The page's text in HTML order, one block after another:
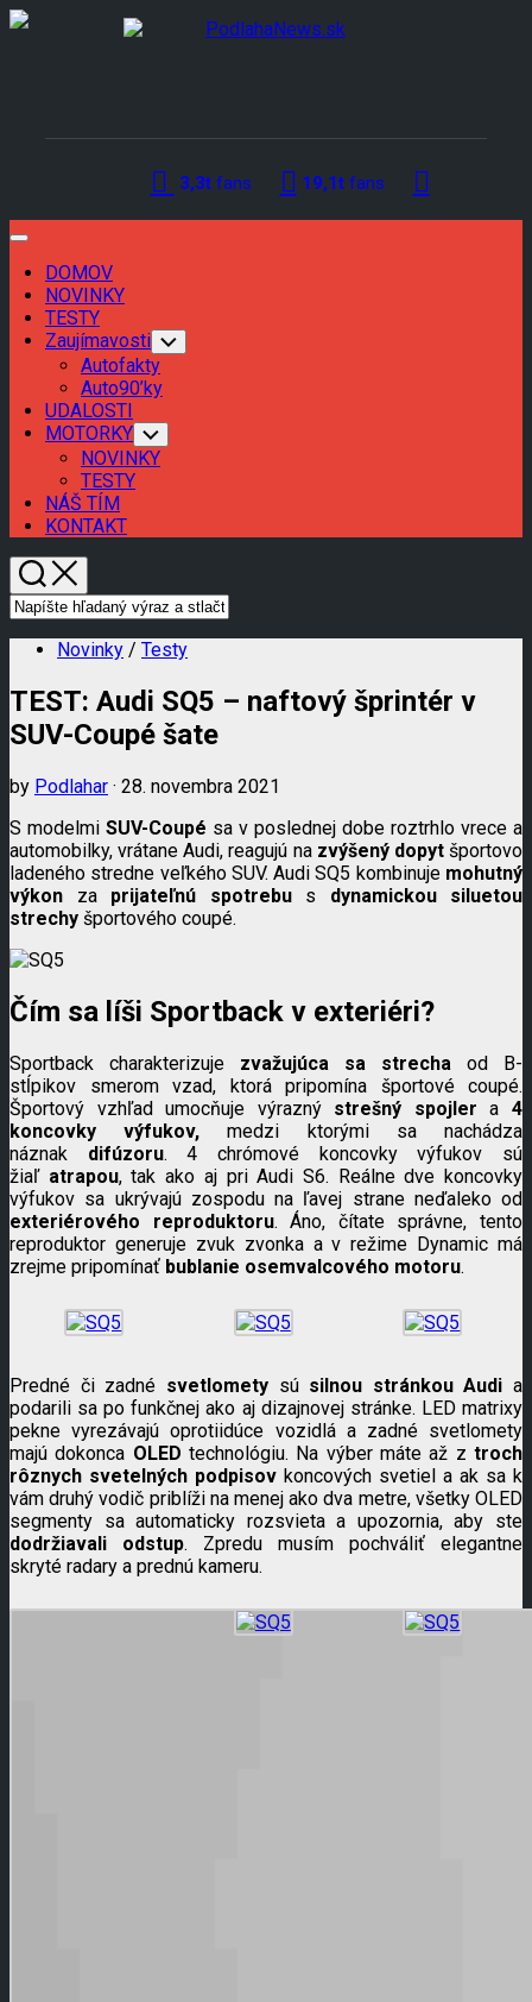
Skip
3,3tfans 19,1tfans
Expand
MenuDOMOV
Current
Page
Parent
NOVINKY
Current
Page
Parent
TESTY
Zaujímavosti Toggle
Child
Menu
Autofakty
Auto90’ky
UDALOSTI
MOTORKY Toggle
Child
Menu
NOVINKY
TESTY
NÁŠ TÍM
KONTAKT
Novinky / Testy
TEST: Audi SQ5 – naftový šprintér v
SUV-Coupé šate
by Podlahar · 28. novembra 2021
S modelmi SUV-Coupé sa v poslednej dobe roztrhlo vrece a
automobilky, vrátane Audi, reagujú na zvýšený dopytšportovo
ladeného stredne veľkého SUV. Audi SQ5 kombinuje mohutný
výkon za prijateľnú spotrebus dynamickou siluetou
strechy športového coupé.
Čím sa líši Sportback v exteriéri?
Sportback charakterizuje zvažujúca sa strecha od B-
stĺpikov smerom vzad, ktorá pripomína športové coupé.
Športový vzhľad umocňuje výrazný strešný spojler a4
koncovky výfukov, medzi ktorými sa nachádza
náznak difúzoru. 4 chrómové koncovky výfukov sú
žiaľ atrapou, tak ako aj pri Audi S6. Reálne dve koncovky
výfukov sa ukrývajú zospodu na ľavej strane neďaleko od
exteriérového reproduktoru. Áno, čítate správne, tento
reproduktor generuje zvuk zvonka a v režime Dynamic má
zrejme pripomínať bublanie osemvalcového motoru.
Predné či zadné svetlometysú silnou stránkou Audi a
podarili sa po funkčnej ako aj dizajnovej stránke. LED matrixy
pekne vyrezávajú oprotiidúce vozidlá a zadné svetlomety
majú dokonca OLED technológiu. Na výber máte až ztroch
rôznych svetelných podpisov koncových svetiel a ak sa k
vám druhý vodič priblíži na menej ako dva metre, všetky OLED
segmenty sa automaticky rozsvieta a upozornia, aby ste
dodržiavali odstup. Zpredu musím pochváliť elegantne
skryté radary a prednú kameru.